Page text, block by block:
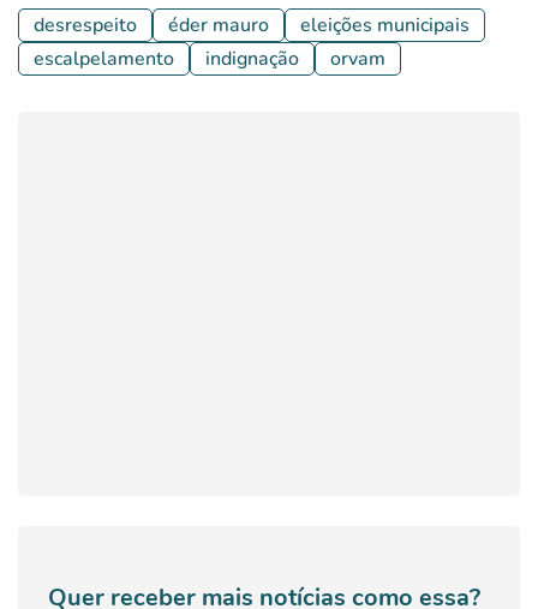
desrespeito éder mauro
eleições municipais
escalpelamento
indignação orvam
Quer receber mais notícias como essa?